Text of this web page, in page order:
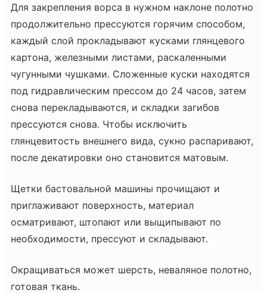
Для закрепления ворса в нужном наклоне полотно
продолжительно прессуются горячим способом,
каждый слой прокладывают кусками глянцевого
картона, железными листами, раскаленными
чугунными чушками. Сложенные куски находятся
под гидравлическим прессом до 24 часов, затем
снова перекладываются, и складки загибов
прессуются снова. Чтобы исключить
глянцевитость внешнего вида, сукно распаривают,
после декатировки оно становится матовым.
Щетки бастовальной машины прочищают и
приглаживают поверхность, материал
осматривают, штопают или выщипывают по
необходимости, прессуют и складывают.
Окращиваться может шерсть, неваляное полотно,
готовая ткань.